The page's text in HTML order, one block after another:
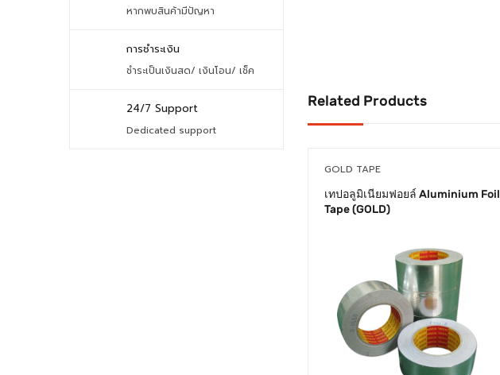
หากพบสินค้ามีปัญหา
การชำระเงิน
ชำระเป็นเงินสด/ เงินโอน/ เช็ค
24/7 Support
Dedicated support
Related Products
GOLD TAPE
เทปอลูมิเนียมฟอยล์ Aluminium Foil
Tape (GOLD)